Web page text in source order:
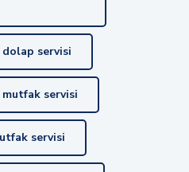
servisi
servisi
servisi